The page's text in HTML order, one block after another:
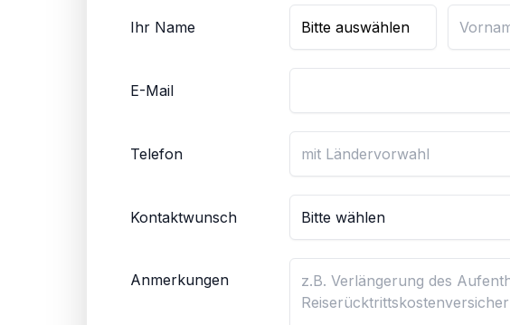
Ihr Name
E-Mail
Telefon
Kontaktwunsch
Anmerkungen